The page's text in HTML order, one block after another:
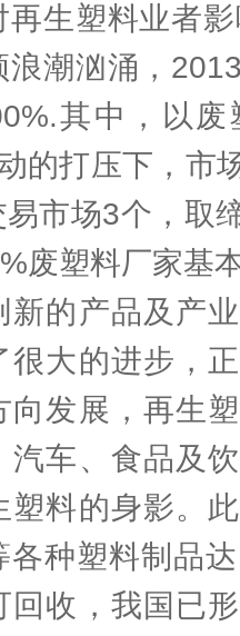
塑料业者影
潮汹涌，
其中，以
的打压下，市
市场3个，取
废塑料厂家基
的产品及产业
很大的进步，
向发展，再生
汽车、食品及
塑料的身影。
各种塑料制品
回收，我国已